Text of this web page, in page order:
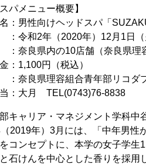
パメニュー概要】
：男性向けヘッドスパ「
：令和2年（2020年）12月1日（
奈良県内の10店舗（奈良県理
円（税込）
：奈良県理容組合青年部リコダ
月 TEL(0743)76-8838
部キャリア・マネジメント学科中
2019年）3月には、「中年男性
コンセプトに、本学の女子学
石けんを中心とした香りを採